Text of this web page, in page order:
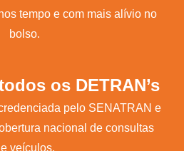
tempo e com mais alívio no
bolso.
os DETRAN’s
pelo SENATRAN e
nacional de consultas
veículos.